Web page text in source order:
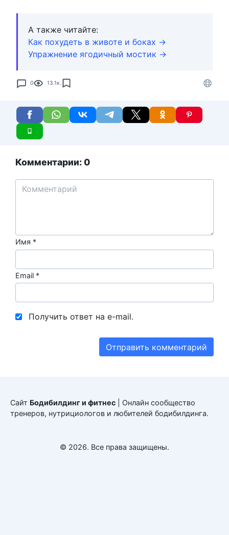
А также читайте:
Как похудеть в животе и боках →
Упражнение ягодичный мостик →
0 13.1к.
Комментарии: 0
Имя *
Email *
Получить ответ на e-mail.
Сайт Бодибилдинг и фитнес | Онлайн сообщество
тренеров, нутрициологов и любителей бодибилдинга.
© 2026. Все права защищены.